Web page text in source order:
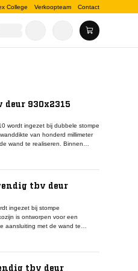
College Verkoopteam Contact
930x2315
wordt ingezet bij dubbele stompe
van honderd millimeter
wand te realiseren. Binnen
en passend sluitwerk om een
zijn voor het totale
tbv deur
ingezet bij stompe
is ontworpen voor een
aansluiting met de wand te
een stomp deurblad en een
tbv deur